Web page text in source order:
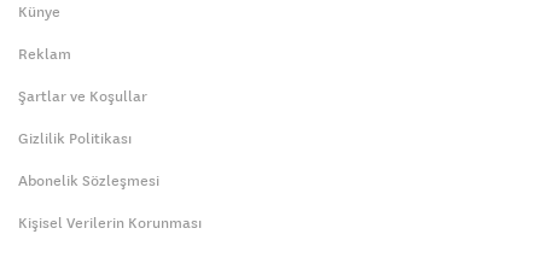
Künye
Reklam
Şartlar ve Koşullar
Gizlilik Politikası
Abonelik Sözleşmesi
Kişisel Verilerin Korunması